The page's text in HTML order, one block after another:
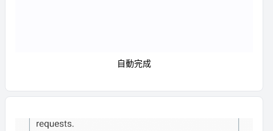
自動完成